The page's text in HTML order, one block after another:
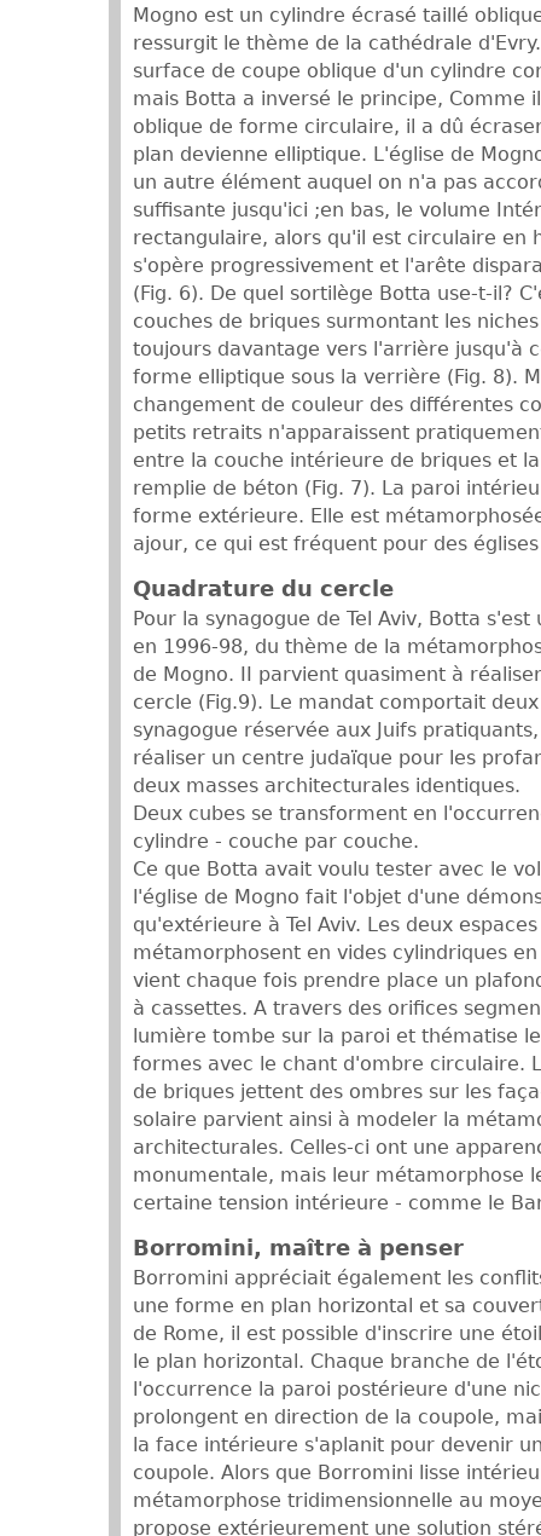
Mogno est un cylindre écrasé taillé
ressurgit le thème de la cathédrale
surface de coupe oblique d'un cylindre
mais Botta a inversé le principe, Comme
oblique de forme circulaire, il a dû
plan devienne elliptique. L'église de
un autre élément auquel on n'a pas
suffisante jusqu'ici ;en bas, le volume
rectangulaire, alors qu'il est circulaire en
s'opère progressivement et l'arête
(Fig. 6). De quel sortilège Botta use-t-il?
couches de briques surmontant les
toujours davantage vers l'arrière jusqu'à
forme elliptique sous la verrière (Fig. 8).
changement de couleur des différentes
petits retraits n'apparaissent
entre la couche intérieure de briques et
remplie de béton (Fig. 7). La paroi
forme extérieure. Elle est
ajour, ce qui est fréquent pour des
Quadrature du cercle
Pour la synagogue de Tel Aviv, Botta
en 1996-98, du thème de la
de Mogno. II parvient quasiment à
cercle (Fig.9). Le mandat comportait
synagogue réservée aux Juifs
réaliser un centre judaïque pour les
deux masses architecturales identiques.
Deux cubes se transforment en
cylindre - couche par couche.
Ce que Botta avait voulu tester avec le
l'église de Mogno fait l'objet d'une
qu'extérieure à Tel Aviv. Les deux
métamorphosent en vides cylindriques
vient chaque fois prendre place un
à cassettes. A travers des orifices
lumière tombe sur la paroi et thématise
formes avec le chant d'ombre circulaire.
de briques jettent des ombres sur les
solaire parvient ainsi à modeler la
architecturales. Celles-ci ont une
monumentale, mais leur métamorphose
certaine tension intérieure - comme le
Borromini, maître à penser
Borromini appréciait également les
une forme en plan horizontal et sa
de Rome, il est possible d'inscrire une
le plan horizontal. Chaque branche de
l'occurrence la paroi postérieure d'une
prolongent en direction de la coupole,
la face intérieure s'aplanit pour devenir
coupole. Alors que Borromini lisse
métamorphose tridimensionnelle au
propose extérieurement une solution